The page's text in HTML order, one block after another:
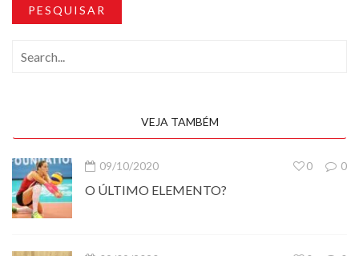
PESQUISAR
VEJA TAMBÉM
09/10/2020 0
0
O ÚLTIMO ELEMENTO?